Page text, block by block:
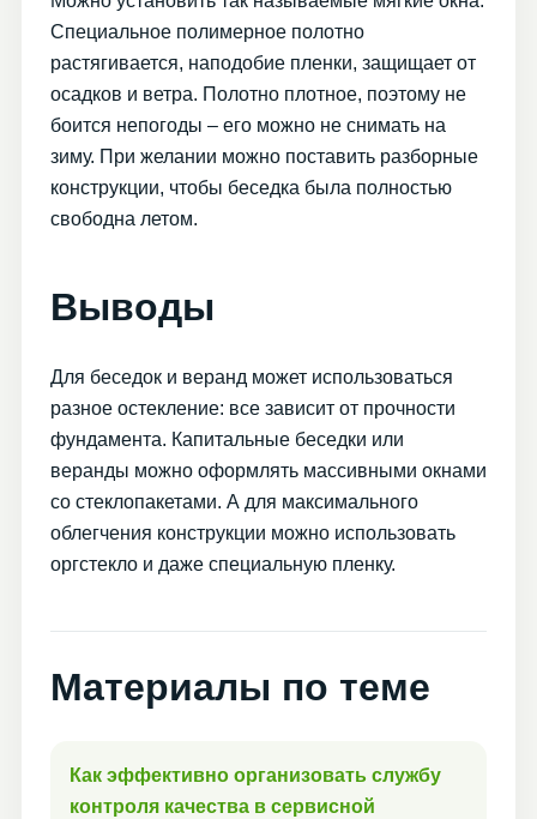
Специальное полимерное полотно
растягивается, наподобие пленки, защищает от
осадков и ветра. Полотно плотное, поэтому не
боится непогоды – его можно не снимать на
зиму. При желании можно поставить разборные
конструкции, чтобы беседка была полностью
свободна летом.
Выводы
Для беседок и веранд может использоваться
разное остекление: все зависит от прочности
фундамента. Капитальные беседки или
веранды можно оформлять массивными окнами
со стеклопакетами. А для максимального
облегчения конструкции можно использовать
оргстекло и даже специальную пленку.
Материалы по теме
Как эффективно организовать службу
контроля качества в сервисной